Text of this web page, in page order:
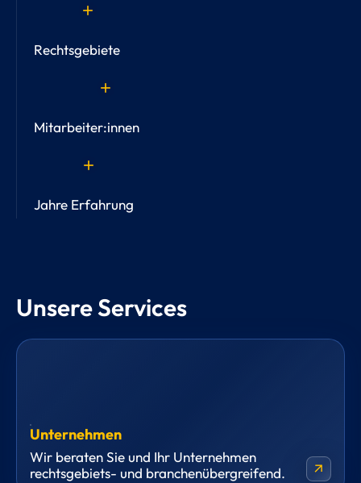
add
Rechtsgebiete
add
Mitarbeiter:innen
add
Jahre Erfahrung
Unsere Services
arrow_outward
Unternehmen
Wir beraten Sie und Ihr Unternehmen
rechtsgebiets- und branchenübergreifend.